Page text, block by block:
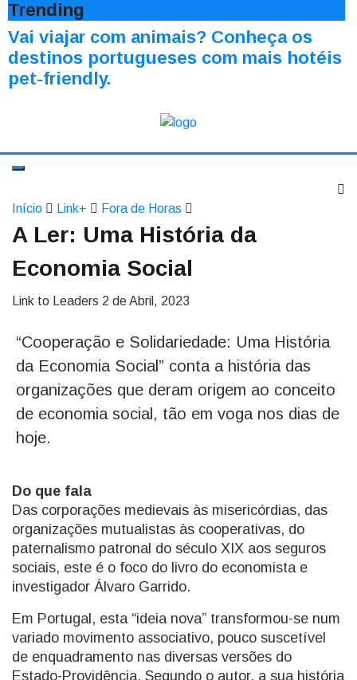
Trending
Vai viajar com animais? Conheça os
destinos portugueses com mais hotéis
pet-friendly.
Início Link+ Fora de Horas
A Ler: Uma História da
Economia Social
Link to Leaders 2 de Abril, 2023
“Cooperação e Solidariedade: Uma História
da Economia Social” conta a história das
organizações que deram origem ao conceito
de economia social, tão em voga nos dias de
hoje.
Do que fala
Das corporações medievais às misericórdias, das
organizações mutualistas às cooperativas, do
paternalismo patronal do século XIX aos seguros
sociais, este é o foco do livro do economista e
investigador Álvaro Garrido.
Em Portugal, esta “ideia nova” transformou-se num
variado movimento associativo, pouco suscetível
de enquadramento nas diversas versões do
Estado-Providência. Segundo o autor, a sua história